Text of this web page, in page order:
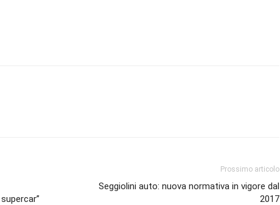
Prossimo articolo
Seggiolini auto: nuova normativa in vigore dal
2017